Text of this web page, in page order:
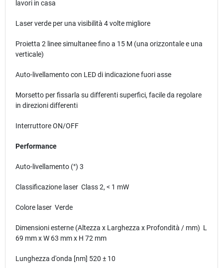
lavori in casa
Laser verde per una visibilità 4 volte migliore
Proietta 2 linee simultanee fino a 15 M (una orizzontale e una
verticale)
Auto-livellamento con LED di indicazione fuori asse
Morsetto per fissarla su differenti superfici, facile da regolare
in direzioni differenti
Interruttore ON/OFF
Performance
Auto-livellamento (°) 3
Classificazione laser Class 2, < 1 mW
Colore laser Verde
Dimensioni esterne (Altezza x Larghezza x Profondità / mm) L
69 mm x W 63 mm x H 72 mm
Lunghezza d'onda [nm] 520 ± 10